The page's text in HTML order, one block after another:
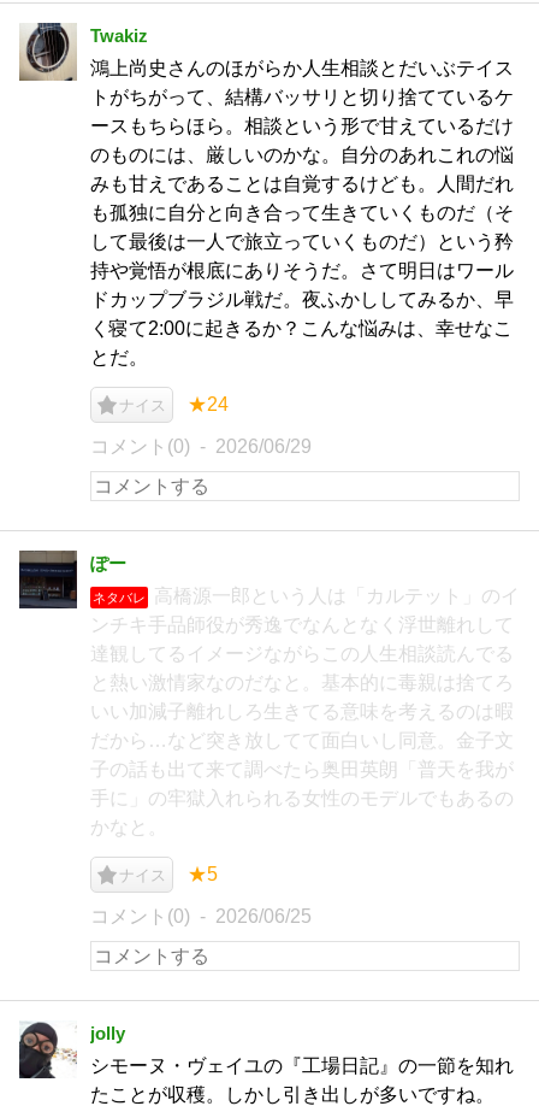
Twakiz
鴻上尚史さんのほがらか人生相談とだいぶテイス
トがちがって、結構バッサリと切り捨てているケ
ースもちらほら。相談という形で甘えているだけ
のものには、厳しいのかな。自分のあれこれの悩
みも甘えであることは自覚するけども。人間だれ
も孤独に自分と向き合って生きていくものだ（そ
して最後は一人で旅立っていくものだ）という矜
持や覚悟が根底にありそうだ。さて明日はワール
ドカップブラジル戦だ。夜ふかししてみるか、早
く寝て2:00に起きるか？こんな悩みは、幸せなこ
とだ。
ナイス ★24
コメント(0) 2026/06/29
ぽー
ネタバレ
高橋源一郎という人は「カルテット」のイ
ンチキ手品師役が秀逸でなんとなく浮世離れして
達観してるイメージながらこの人生相談読んでる
と熱い激情家なのだなと。基本的に毒親は捨てろ
いい加減子離れしろ生きてる意味を考えるのは暇
だから…など突き放してて面白いし同意。金子文
子の話も出て来て調べたら奥田英朗「普天を我が
手に」の牢獄入れられる女性のモデルでもあるの
かなと。
ナイス ★5
コメント(0) 2026/06/25
jolly
シモーヌ・ヴェイユの『工場日記』の一節を知れ
たことが収穫。しかし引き出しが多いですね。